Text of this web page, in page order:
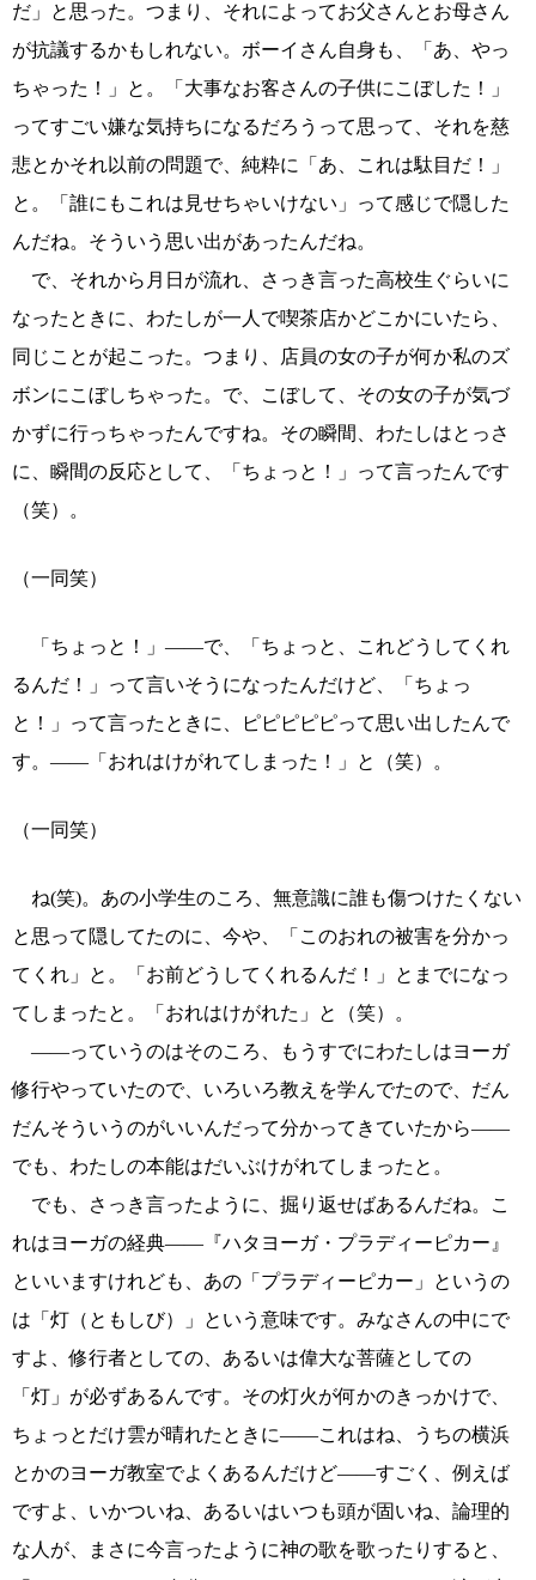
だ」と思った。つまり、それによってお父さんとお母さん
が抗議するかもしれない。ボーイさん自身も、「あ、やっ
ちゃった！」と。「大事なお客さんの子供にこぼした！」
ってすごい嫌な気持ちになるだろうって思って、それを慈
悲とかそれ以前の問題で、純粋に「あ、これは駄目だ！」
と。「誰にもこれは見せちゃいけない」って感じで隠した
んだね。そういう思い出があったんだね。
で、それから月日が流れ、さっき言った高校生ぐらいに
なったときに、わたしが一人で喫茶店かどこかにいたら、
同じことが起こった。つまり、店員の女の子が何か私のズ
ボンにこぼしちゃった。で、こぼして、その女の子が気づ
かずに行っちゃったんですね。その瞬間、わたしはとっさ
に、瞬間の反応として、「ちょっと！」って言ったんです
（笑）。
（一同笑）
「ちょっと！」――で、「ちょっと、これどうしてくれ
るんだ！」って言いそうになったんだけど、「ちょっ
と！」って言ったときに、ピピピピピって思い出したんで
す。――「おれはけがれてしまった！」と（笑）。
（一同笑）
ね(笑)。あの小学生のころ、無意識に誰も傷つけたくない
と思って隠してたのに、今や、「このおれの被害を分かっ
てくれ」と。「お前どうしてくれるんだ！」とまでになっ
てしまったと。「おれはけがれた」と（笑）。
――っていうのはそのころ、もうすでにわたしはヨーガ
修行やっていたので、いろいろ教えを学んでたので、だん
だんそういうのがいいんだって分かってきていたから――
でも、わたしの本能はだいぶけがれてしまったと。
でも、さっき言ったように、掘り返せばあるんだね。こ
れはヨーガの経典――『ハタヨーガ・プラディーピカー』
といいますけれども、あの「プラディーピカー」というの
は「灯（ともしび）」という意味です。みなさんの中にで
すよ、修行者としての、あるいは偉大な菩薩としての
「灯」が必ずあるんです。その灯火が何かのきっかけで、
ちょっとだけ雲が晴れたときに――これはね、うちの横浜
とかのヨーガ教室でよくあるんだけど――すごく、例えば
ですよ、いかついね、あるいはいつも頭が固いね、論理的
な人が、まさに今言ったように神の歌を歌ったりすると、